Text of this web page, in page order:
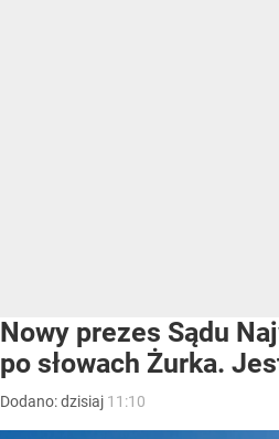
Nowy prezes Sądu
po słowach Żurka.
Dodano:dzisiaj 11:10